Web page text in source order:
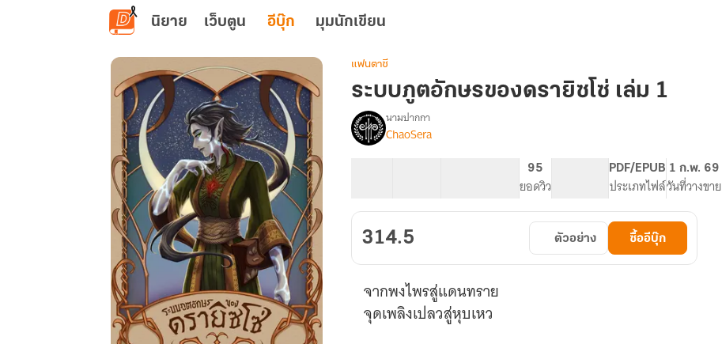
ข้ามไปยังเนื้อหาหลัก
นิยาย เว็บตูน อีบุ๊ก มุมนักเขียน
แฟนตาซี
ระบบภูตอักษรของดรายิซโซ่ เล่ม 1
เรื่อง⋄
ระบบ
งด
รายิ
ซโซ่
⋄
นามปากกา
ChaoSera
95
ยอดวิว
PDF/EPUB
ประเภทไฟล์
1 ก.พ. 69
วันที่วางขาย
314.5 ตัวอย่าง ซื้ออีบุ๊ก
จากพงไพรสู่แดนทราย
จุดเพลิงเปลวสู่หุบเหว